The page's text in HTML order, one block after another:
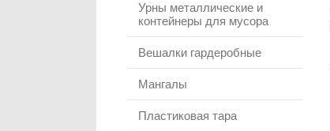
Урны металлические и
контейнеры для мусора
Вешалки гардеробные
Мангалы
Пластиковая тара